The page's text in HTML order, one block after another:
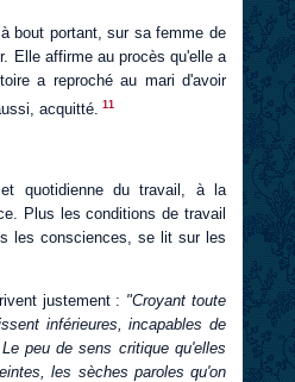
bout portant, sur sa femme de
Elle affirme au procès qu'elle a
a reproché au mari d'avoir
acquitté. 11
quotidienne du travail, à la
Plus les conditions de travail
les consciences, se lit sur les
justement : "Croyant toute
inférieures, incapables de
peu de sens critique qu'elles
les sèches paroles qu'on